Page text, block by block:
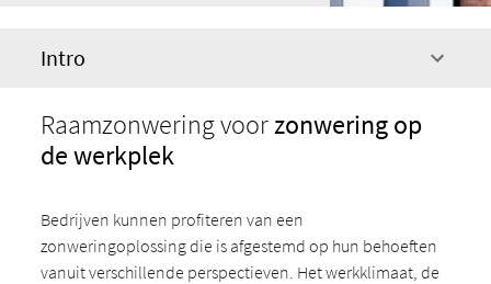
Intro
Raamzonwering voorzonwering op
de werkplek
Bedrijven kunnen profiteren van een
zonweringoplossing die is afgestemd op hun behoeften
vanuit verschillende perspectieven. Het werkklimaat, de